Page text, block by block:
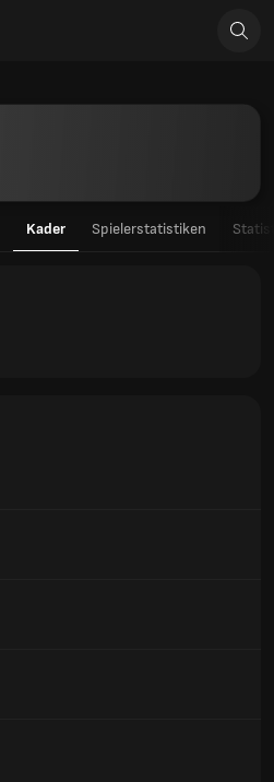
Kader Spielerstatistiken